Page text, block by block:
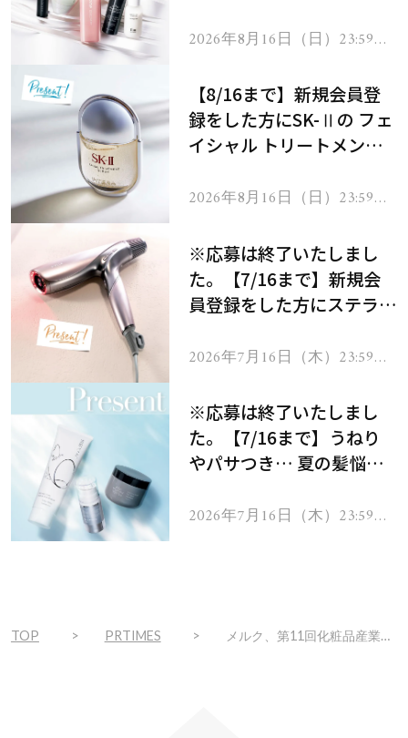
2026年8月16日（日）23:59ま
【8/16まで】新規会員登
録をした方にSK-Ⅱの フェ
イシャル トリートメント
2026年8月16日（日）23:59ま
※応募は終了いたしまし
た。【7/16まで】新規会
員登録をした方にステラボ
ヘアドライヤー ジュエル
2026年7月16日（木）23:59ま
※応募は終了いたしまし
た。【7/16まで】うねり
やパサつき… 夏の髪悩み
ムを13名様にプレゼン
2026年7月16日（木）23:59ま
TOP PRTIMES メルク、第11回化粧品産業技術展「CITE JAPAN 2023」に出展